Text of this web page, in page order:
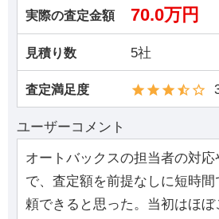
実際の査定金額 70.0万円
見積り数 5社
査定満足度
ユーザーコメント
オートバックスの担当者の対
で、査定額を前提なしに短時
頼できると思った。当初はほ